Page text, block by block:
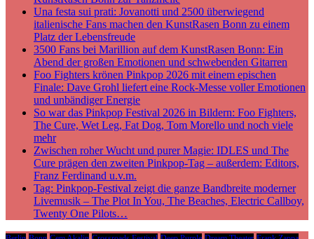
Una festa sui prati: Jovanotti und 2500 überwiegend
italienische Fans machen den KunstRasen Bonn zu einem
Platz der Lebensfreude
3500 Fans bei Marillion auf dem KunstRasen Bonn: Ein
Abend der großen Emotionen und schwebenden Gitarren
Foo Fighters krönen Pinkpop 2026 mit einem epischen
Finale: Dave Grohl liefert eine Rock-Messe voller Emotionen
und unbändiger Energie
So war das Pinkpop Festival 2026 in Bildern: Foo Fighters,
The Cure, Wet Leg, Fat Dog, Tom Morello und noch viele
mehr
Zwischen roher Wucht und purer Magie: IDLES und The
Cure prägen den zweiten Pinkpop-Tag – außerdem: Editors,
Franz Ferdinand u.v.m.
Tag: Pinkpop-Festival zeigt die ganze Bandbreite moderner
Livemusik – The Plot In You, The Beaches, Electric Callboy,
Twenty One Pilots…